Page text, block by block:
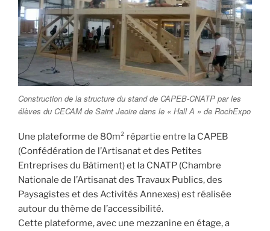
Construction de la structure du stand de CAPEB-CNATP par les
élèves du CECAM de Saint Jeoire dans le « Hall A » de RochExpo
Une plateforme de 80m² répartie entre la CAPEB
(Confédération de l’Artisanat et des Petites
Entreprises du Bâtiment) et la CNATP (Chambre
Nationale de l’Artisanat des Travaux Publics, des
Paysagistes et des Activités Annexes) est réalisée
autour du thème de l’accessibilité.
Cette plateforme, avec une mezzanine en étage, a